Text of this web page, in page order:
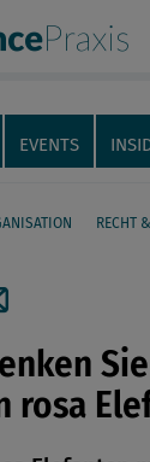
Praxis
EVENTS
RECHT
per
rosa